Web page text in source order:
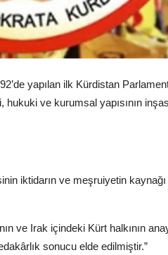
yapılan ilk Kürdistan
ve kurumsal yapısının
iktidarın ve meşruiyetin
ve Irak içindeki Kürt halkının
sonucu elde edilmiştir.”